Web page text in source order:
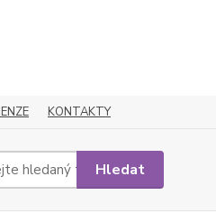
KONTAKTY
Hledat